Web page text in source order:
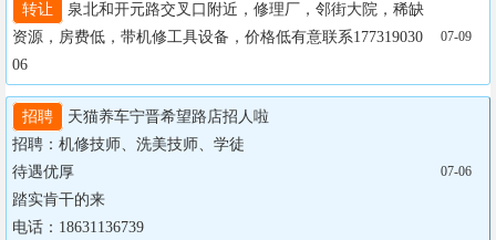
转让
泉北和开元路交叉口附近，修理厂，邻街大院，稀缺
资源，房费低，带机修工具设备，价格低有意联系177319030
06
07-09
招聘
天猫养车宁晋希望路店招人啦
招聘：机修技师、洗美技师、学徒
待遇优厚
踏实肯干的来
电话：18631136739
07-06